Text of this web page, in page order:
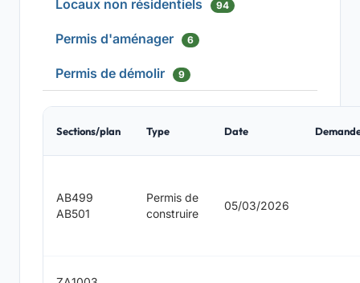
Locaux non résidentiels 94
Permis d'aménager 6
Permis de démolir 9
Sections/plan Type Date
AB499
AB501
Permis de
construire
05/03/2026